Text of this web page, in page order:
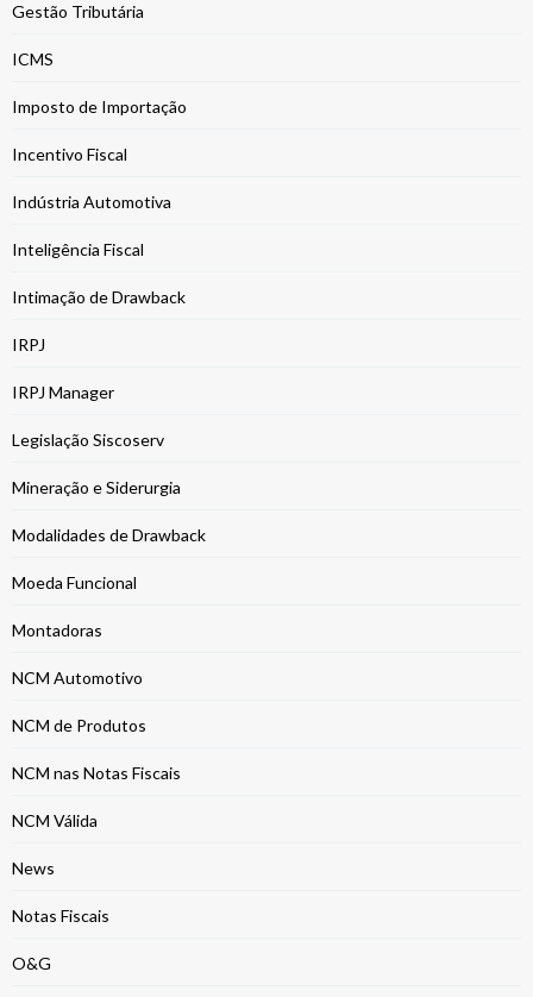
Gestão Tributária
ICMS
Imposto de Importação
Incentivo Fiscal
Indústria Automotiva
Inteligência Fiscal
Intimação de Drawback
IRPJ
IRPJ Manager
Legislação Siscoserv
Mineração e Siderurgia
Modalidades de Drawback
Moeda Funcional
Montadoras
NCM Automotivo
NCM de Produtos
NCM nas Notas Fiscais
NCM Válida
News
Notas Fiscais
O&G